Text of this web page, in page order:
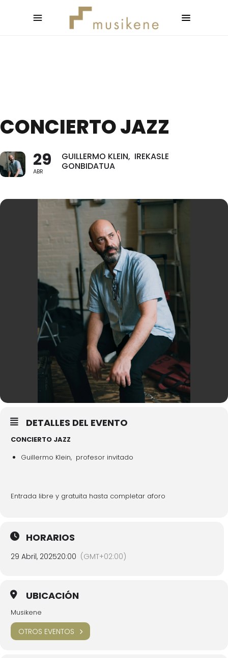
CONCIERTO JAZZ
29
ABR
GUILLERMO KLEIN, IREKASLE
GONBIDATUA
DETALLES DEL EVENTO
CONCIERTO JAZZ
Guillermo Klein, profesor invitado
Entrada libre y gratuita hasta completar aforo
HORARIOS
29 Abril, 202520:00 (GMT+02:00)
UBICACIÓN
Musikene
OTROS EVENTOS